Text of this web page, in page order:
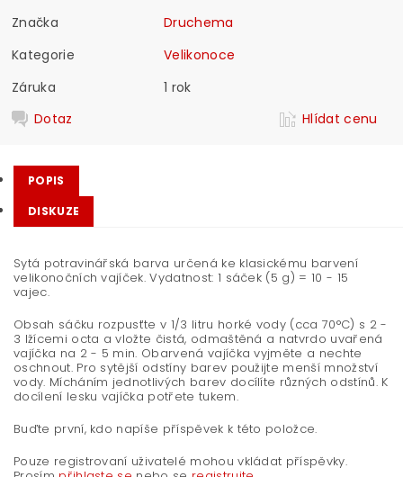
Značka
Druchema
Kategorie
Velikonoce
Záruka
1 rok
Dotaz
Hlídat cenu
POPIS
DISKUZE
Sytá potravinářská barva určená ke klasickému barvení
velikonočních vajíček. Vydatnost: 1 sáček (5 g) = 10 - 15
vajec.
Obsah sáčku rozpusťte v 1/3 litru horké vody (cca 70°C) s 2 -
3 lžícemi octa a vložte čistá, odmaštěná a natvrdo uvařená
vajíčka na 2 - 5 min. Obarvená vajíčka vyjměte a nechte
oschnout. Pro sytější odstíny barev použijte menší množství
vody. Mícháním jednotlivých barev docílíte různých odstínů. K
docílení lesku vajíčka potřete tukem.
Buďte první, kdo napíše příspěvek k této položce.
Pouze registrovaní uživatelé mohou vkládat příspěvky.